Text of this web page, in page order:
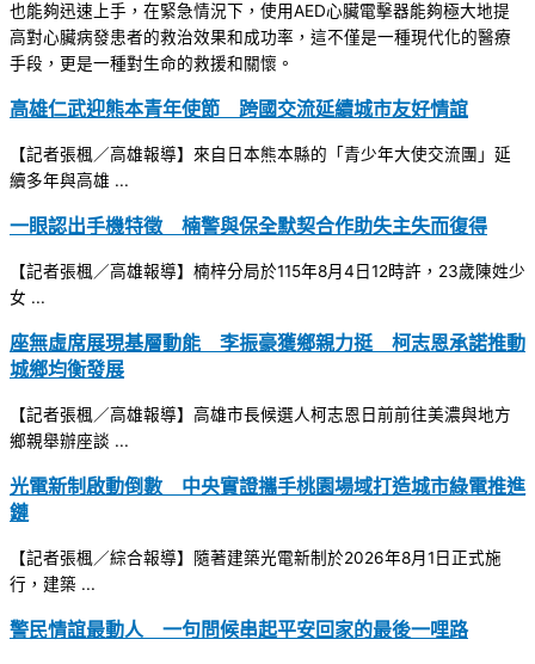
也能夠迅速上手，在緊急情況下，使用AED心臟電擊器能夠極大地提
高對心臟病發患者的救治效果和成功率，這不僅是一種現代化的醫療
手段，更是一種對生命的救援和關懷。
高雄仁武迎熊本青年使節 跨國交流延續城市友好情誼
【記者張楓／高雄報導】來自日本熊本縣的「青少年大使交流團」延
續多年與高雄 ...
一眼認出手機特徵 楠警與保全默契合作助失主失而復得
【記者張楓／高雄報導】楠梓分局於115年8月4日12時許，23歲陳姓少
女 ...
座無虛席展現基層動能 李振豪獲鄉親力挺 柯志恩承諾推動
城鄉均衡發展
【記者張楓／高雄報導】高雄市長候選人柯志恩日前前往美濃與地方
鄉親舉辦座談 ...
光電新制啟動倒數 中央實證攜手桃園場域打造城市綠電推進
鏈
【記者張楓／綜合報導】隨著建築光電新制於2026年8月1日正式施
行，建築 ...
警民情誼最動人 一句問候串起平安回家的最後一哩路